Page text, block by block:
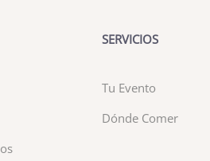
SERVICIOS
Tu Evento
Dónde Comer